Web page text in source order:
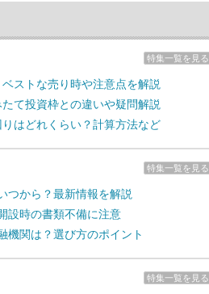
特集一覧を見る
ストな売り時や注意点を解説
て投資枠との違いや疑問解説
はどれくらい？計算方法など
特集一覧を見る
つから？最新情報を解説
設時の書類不備に注意
機関は？選び方のポイント
特集一覧を見る